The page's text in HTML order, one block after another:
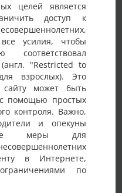
целей является
доступ к
усилия, чтобы
соответствовал
"Restricted to
взрослых). Это
может быть
помощью простых
контроля. Важно,
и опекуны
меры для
в Интернете,
по